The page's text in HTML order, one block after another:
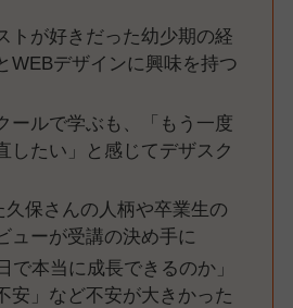
トが好きだった幼少期の経
WEBデザインに興味を持つ
ールで学ぶも、「もう一度
したい」と感じてデザスク
久保さんの人柄や卒業生の
ューが受講の決め手に
で本当に成長できるのか」
安」など不安が大きかった